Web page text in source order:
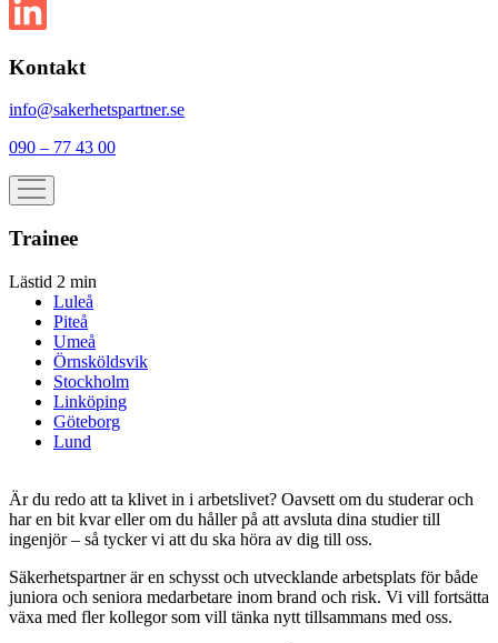
Kontakt
info@sakerhetspartner.se
090 – 77 43 00
Trainee
Lästid 2 min
Luleå
Piteå
Umeå
Örnsköldsvik
Stockholm
Linköping
Göteborg
Lund
Är du redo att ta klivet in i arbetslivet? Oavsett om du studerar och
har en bit kvar eller om du håller på att avsluta dina studier till
ingenjör – så tycker vi att du ska höra av dig till oss.
Säkerhetspartner är en schysst och utvecklande arbetsplats för både
juniora och seniora medarbetare inom brand och risk. Vi vill fortsätta
växa med fler kollegor som vill tänka nytt tillsammans med oss.